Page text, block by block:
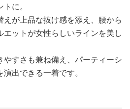
に。
が上品な抜け感を添え、腰から
ットが女性らしいラインを美し
やすさも兼ね備え、パーティーシ
出できる一着です。